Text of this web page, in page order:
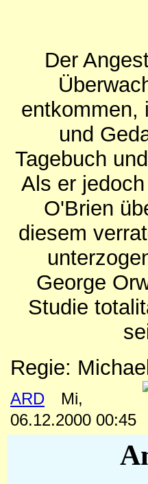
Der
entkommen,
und
Tagebuch
Als er
O'Brien
diesem
George
Studie
Regie:
ARD
Mi,
06.12.2000 00:45